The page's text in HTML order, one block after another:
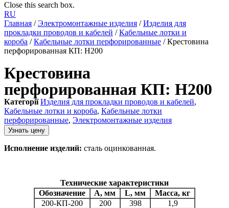
Close this search box.
RU
Главная /Электромонтажные изделия /Изделия для
прокладки проводов и кабелей /Кабельные лотки и
короба /Кабельные лотки перфорированные / Крестовина
перфорированная КП: H200
Крестовина
перфорированная КП: H200
Категорії Изделия для прокладки проводов и кабелей,
Кабельные лотки и короба, Кабельные лотки
перфорированные, Электромонтажные изделия
Узнать цену
Исполнение изделий: сталь оцинкованная.
Технические характеристики
Обозначение
A, мм L, мм
Масса, кг
200-КП-200
200 398
1,9